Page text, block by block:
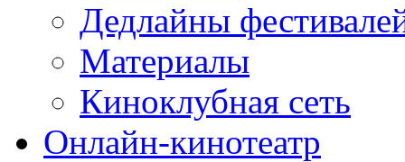
Дедлайны
Материалы
Киноклубная сеть
Онлайн-кинотеатр